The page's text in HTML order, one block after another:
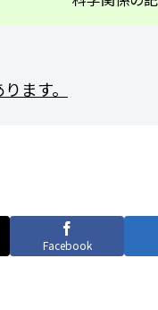
ます。
Facebook